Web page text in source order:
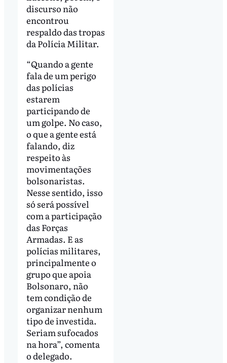
discurso não
encontrou
respaldo das tropas
da Polícia Militar.
“Quando a gente
fala de um perigo
das polícias
estarem
participando de
um golpe. No caso,
o que a gente está
falando, diz
respeito às
movimentações
bolsonaristas.
Nesse sentido, isso
só será possível
com a participação
das Forças
Armadas. E as
polícias militares,
principalmente o
grupo que apoia
Bolsonaro, não
tem condição de
organizar nenhum
tipo de investida.
Seriam sufocados
na hora”, comenta
o delegado.